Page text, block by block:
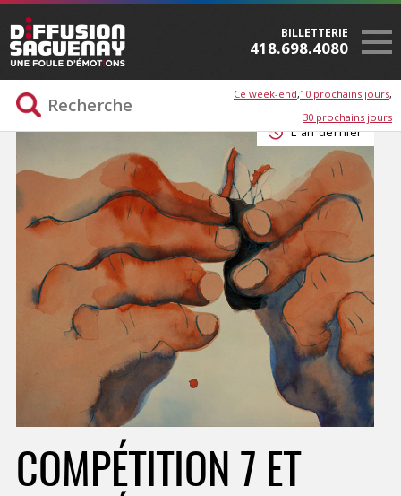
BILLETTERIE
418.698.4080
Ce week-end 10 prochains jours
30 prochains jours
L'an dernier
COMPÉTITION 7 ET